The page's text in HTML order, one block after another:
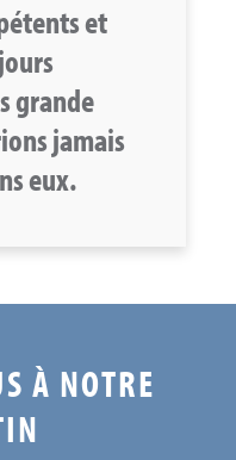
et
grande
jamais
eux.
À NOTRE